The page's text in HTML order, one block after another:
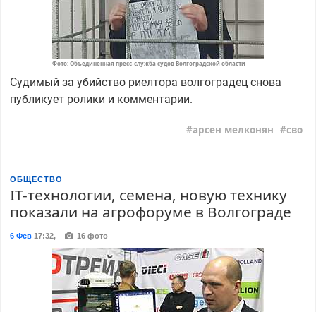
Фото: Объединенная пресс-служба судов Волгоградской области
Судимый за убийство риелтора волгоградец снова
публикует ролики и комментарии.
арсен мелконян сво
ОБЩЕСТВО
IT-технологии, семена, новую технику
показали на агрофоруме в Волгограде
6 Фев17:32, 16 фото